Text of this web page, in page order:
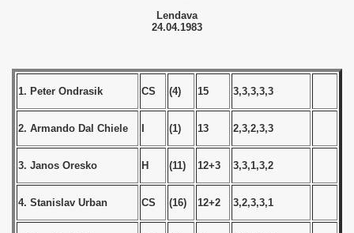
Lendava
24.04.1983
1. Peter Ondrasik CS (4) 15 3,3,3,3,3
2. Armando Dal Chiele (1) 13 2,3,2,3,3
3. Janos Oresko H (11) 12+3 3,3,1,3,2
4. Stanislav Urban CS (16) 12+2 3,2,3,3,1
Qualifications) - 1983
Qualifications) - 1983
qualification) - 1983